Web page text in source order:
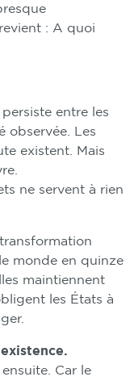
: A quoi
entre les
observée. Les
existent. Mais
ne servent à rien
monde en quinze
maintiennent
les États à
Car le